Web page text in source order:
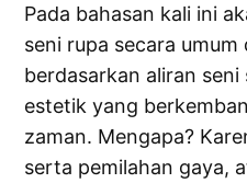
Pada bahasan kali ini
seni rupa secara umum
berdasarkan aliran
estetik yang
zaman. Mengapa?
serta pemilahan gaya,